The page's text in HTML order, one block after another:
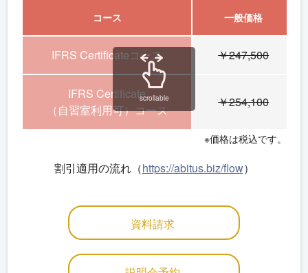
コース 一般価格
IFRS Certificateコース ￥247,500
IFRS Certificate
（自習室利用可）コース
￥254,100
scrollable
※価格は税込です。
割引適用の流れ（https://abitus.biz/flow）
資料請求